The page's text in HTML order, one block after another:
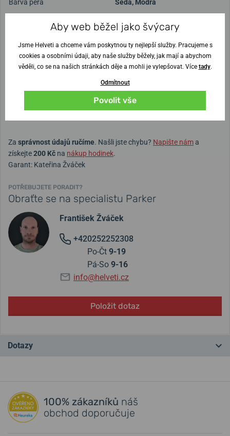
Barva pera Šedá, Modrá
Ocel
Možnost gravírování
Hmotnost
0.015
6 cm
19.5 cm
Za správnost údajů ručíme. Našli jste chybu? Napište náma
získejte200 Kč na nákup hodinek.
Garant: Kateřina Žváček
POTŘEBUJETE PORADIT?
Obraťte se na specialistu Parker
František Žváček
+420252252308
Po-Čt 9-19
Pá-So 9-16
info@helveti.cz
Položit dotaz
Dotazy
Přidat dotaz
100% zákazníků náš
obchod doporučuje
Aby web běžel jako švýcary
Jsme Helveti a chceme vám poskytnou ty nejlepší služby. Pracujeme s
cookies a osobními údaji, aby naše služby běžely, jak mají a abychom
věděli, co se na našich stránkách děje a mohli je vylepšovat. Více tady.
Odmítnout
Povolit vše